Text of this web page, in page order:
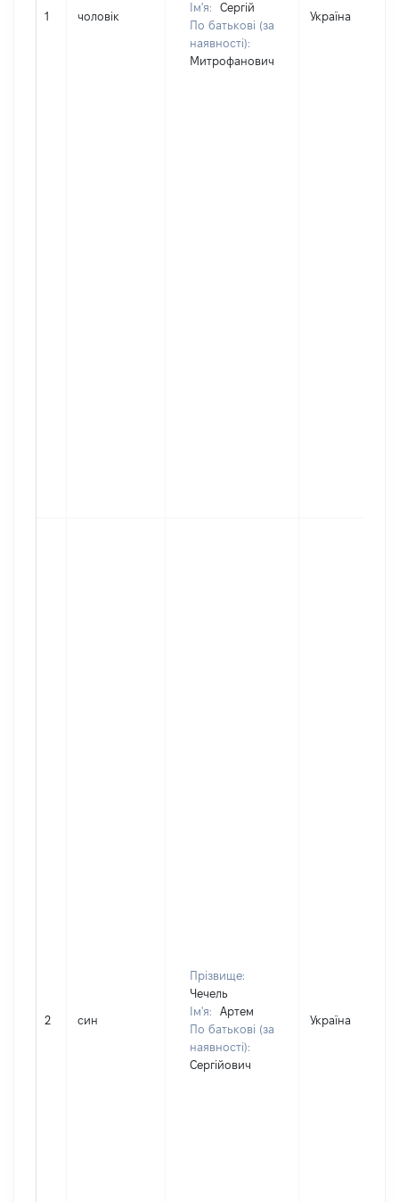
1 чоловік
Ім'я:
Сергій
По батькові (за
наявності):
Митрофанович
Україна
2 син
Прізвище:
Чечель
Ім'я:
Артем
По батькові (за
наявності):
Сергійович
Україна